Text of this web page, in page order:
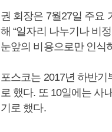
권 회장은 7월27일 주요
해 “일자리 나누기나 비
눈앞의 비용으로만 인식
포스코는 2017년 하반기
로 했다. 또 10일에는 사
기로 했다.